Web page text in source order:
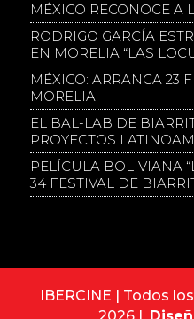
MÉXICO RECONOCE A
RODRIGO GARCÍA
EN MORELIA “LAS
MÉXICO: ARRANCA 23
MORELIA
EL BAL-LAB DE
PROYECTOS
PELÍCULA BOLIVIANA
34 FESTIVAL DE
IBERCINE | Todos